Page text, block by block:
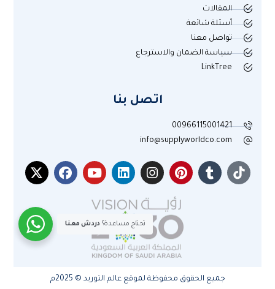
المقالات
أسئلة شائعة
تواصل معنا
سياسة الضمان والاسترجاع
LinkTree
اتصل بنا
00966115001421
info@supplyworldco.com
جميع الحقوق محفوظة لموقع عالم التوريد © 2025م
تحتاج مساعدة؟ دردش معنا